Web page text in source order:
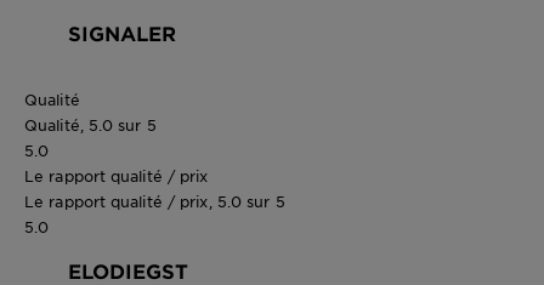
SIGNALER
Qualité
Qualité, 5.0 sur 5
5.0
Le rapport qualité / prix
Le rapport qualité / prix, 5.0 sur 5
5.0
ELODIEGST